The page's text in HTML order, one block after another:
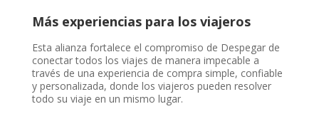
Más experiencias para los viajeros
Esta alianza fortalece el compromiso de Despegar de
conectar todos los viajes de manera impecable a
través de una experiencia de compra simple, confiable
y personalizada, donde los viajeros pueden resolver
todo su viaje en un mismo lugar.